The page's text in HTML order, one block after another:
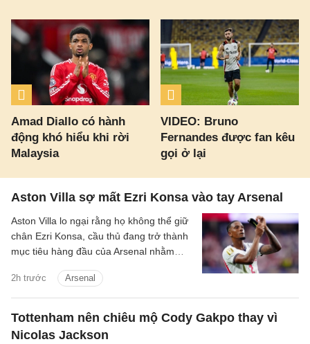
Amad Diallo có hành
động khó hiểu khi rời
Malaysia
VIDEO: Bruno
Fernandes được fan kêu
gọi ở lại
Aston Villa sợ mất Ezri Konsa vào tay Arsenal
2h trước Arsenal
Aston Villa lo ngại rằng họ không thể giữ
chân Ezri Konsa, cầu thủ đang trở thành
mục tiêu hàng đầu của Arsenal nhằm
Tottenham nên chiêu mộ Cody Gakpo thay vì
Nicolas Jackson